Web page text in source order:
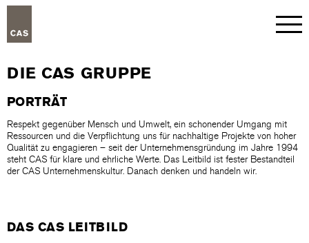
DIE CAS GRUPPE
PORTRÄT
Respekt gegenüber Mensch und Umwelt, ein schonender Umgang mit
Ressourcen und die Verpflichtung uns für nachhaltige Projekte von hoher
Qualität zu engagieren – seit der Unternehmensgründung im Jahre 1994
steht CAS für klare und ehrliche Werte. Das Leitbild ist fester Bestandteil
der CAS Unternehmenskultur. Danach denken und handeln wir.
DAS CAS LEITBILD